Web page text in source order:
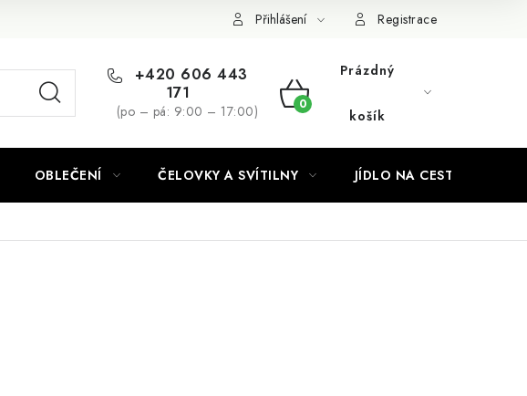
Podmínky ochrany osobních údajů
Přihlášení Registrace
+420 606 443
171
(po – pá: 9:00 – 17:00)
NÁKUPNÍ
Prázdný
košík
OBLEČENÍ ČELOVKY A SVÍTILNY JÍDLO NA CESTY